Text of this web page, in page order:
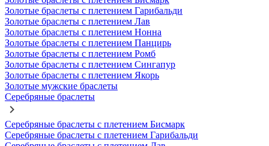
Золотые браслеты с плетением Гарибальди
Золотые браслеты с плетением Лав
Золотые браслеты с плетением Нонна
Золотые браслеты с плетением Панцирь
Золотые браслеты с плетением Ромб
Золотые браслеты с плетением Сингапур
Золотые браслеты с плетением Якорь
Золотые мужские браслеты
Серебряные браслеты
Серебряные браслеты с плетением Бисмарк
Серебряные браслеты с плетением Гарибальди